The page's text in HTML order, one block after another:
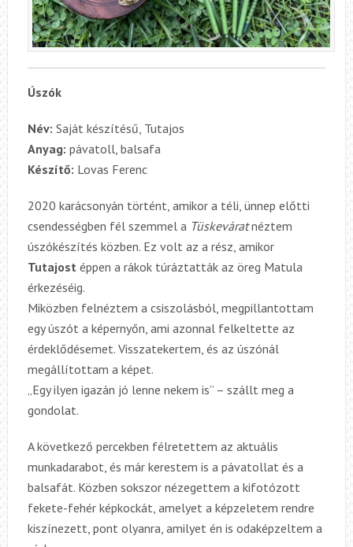
Úszók
Név: Saját készítésű, Tutajos
Anyag: pávatoll, balsafa
Készítő: Lovas Ferenc
2020 karácsonyán történt, amikor a téli, ünnep előtti
csendességben fél szemmel a Tüskeváratnéztem
úszókészítés közben. Ez volt az a rész, amikor
Tutajost éppen a rákok túráztatták az öreg Matula
érkezéséig.
Miközben felnéztem a csiszolásból, megpillantottam
egy úszót a képernyőn, ami azonnal felkeltette az
érdeklődésemet. Visszatekertem, és az úszónál
megállítottam a képet.
„Egy ilyen igazán jó lenne nekem is” – szállt meg a
gondolat.
A következő percekben félretettem az aktuális
munkadarabot, és már kerestem is a pávatollat és a
balsafát. Közben sokszor nézegettem a kifotózott
fekete-fehér képkockát, amelyet a képzeletem rendre
kiszínezett, pont olyanra, amilyet én is odaképzeltem a